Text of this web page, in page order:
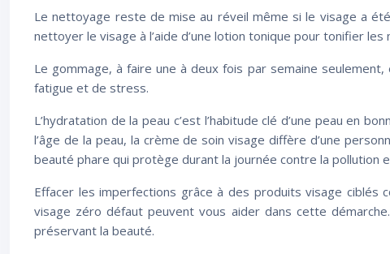
Le nettoyage reste de mise au réveil même si le visage a
nettoyer le visage à l’aide d’une lotion tonique pour tonifier
Le gommage, à faire une à deux fois par semaine
fatigue et de stress.
L’hydratation de la peau c’est l’habitude clé d’une peau en
l’âge de la peau, la crème de soin visage diffère d’une
beauté phare qui protège durant la journée contre la pollution
Effacer les imperfections grâce à des produits visage
visage zéro défaut peuvent vous aider dans cette
préservant la beauté.